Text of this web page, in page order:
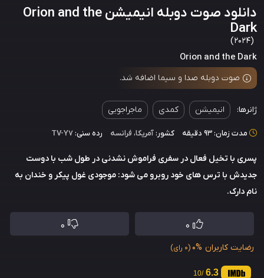
دانلود صوت دوبله انیمیشن Orion and the
Dark
(2024)
Orion and the Dark
صوت دوبله صدا و سیما اضافه شد.
ژانرها: انیمیشن کمدی ماجراجویی
مدت زمان: 93 دقیقه کشور:آمریکا، فرانسه رده سنی:TV-Y7
پسری با تخیل فعال در سفری فراموش نشدنی در طول شب با دوست
جدیدش با ترس های خود روبرو می شود: موجودی غول پیکر و خندان به
نام دارک.
0
0
رضایت کاربران 0% (0 رای)
6.3
/10